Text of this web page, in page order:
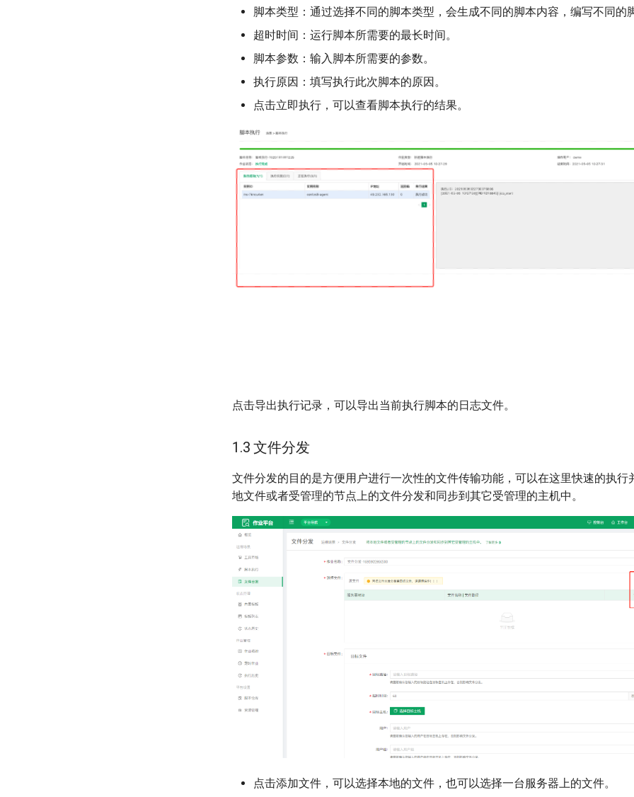
脚本类型：通过选择不同的脚本类型，会生成不同的脚本内容，编写不同的
超时时间：运行脚本所需要的最长时间。
脚本参数：输入脚本所需要的参数。
执行原因：填写执行此次脚本的原因。
点击立即执行，可以查看脚本执行的结果。
点击导出执行记录，可以导出当前执行脚本的日志文件。
1.3 文件分发
文件分发的目的是方便用户进行一次性的文件传输功能，可以在这里快速的执行
地文件或者受管理的节点上的文件分发和同步到其它受管理的主机中。
点击添加文件，可以选择本地的文件，也可以选择一台服务器上的文件。